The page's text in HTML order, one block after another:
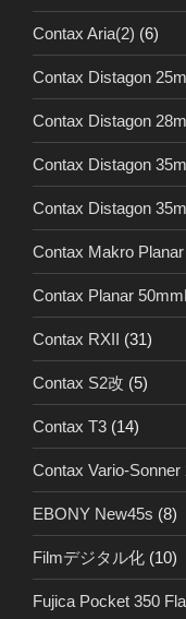
Contax Aria(2) (6)
Contax Distagon
Contax Distagon
Contax Distagon
Contax Distagon
Contax Makro
Contax Planar
Contax RXII (31)
Contax S2改 (5)
Contax T3 (14)
Contax Vario-
EBONY New45s (8)
Filmデジタル化 (10)
Fujica Pocket 350